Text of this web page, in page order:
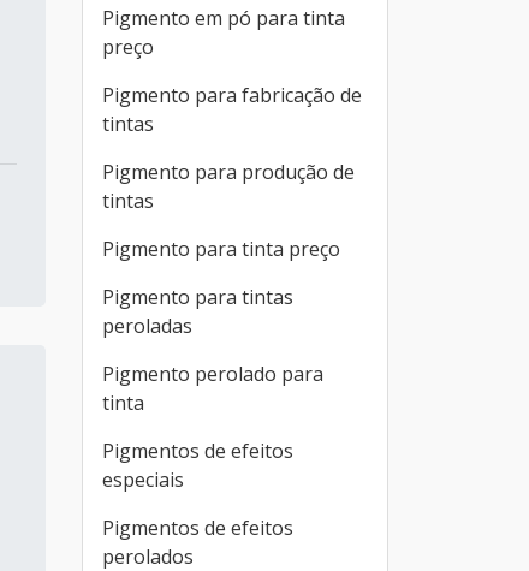
Pigmento em pó para tinta
preço
Pigmento para fabricação de
tintas
Pigmento para produção de
tintas
Pigmento para tinta preço
Pigmento para tintas
peroladas
Pigmento perolado para
tinta
Pigmentos de efeitos
especiais
Pigmentos de efeitos
perolados